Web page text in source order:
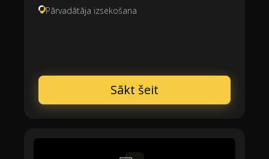
Pārvadātāja izsekošana
Sākt šeit